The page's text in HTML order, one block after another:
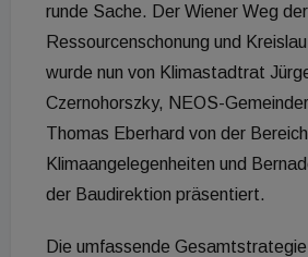
runde Sache. Der Wiener Weg der
Ressourcenschonung und
wurde nun von Klimastadtrat
Czernohorszky, NEOS-
Thomas Eberhard von der
Klimaangelegenheiten und
der Baudirektion präsentiert.
Die umfassende